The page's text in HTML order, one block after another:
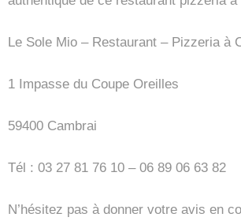
Le Sole Mio – Restaurant – Pizzeria à
1 Impasse du Coupe Oreilles
59400 Cambrai
Tél : 03 27 81 76 10 – 06 89 06 63 82
N’hésitez pas à donner votre avis en